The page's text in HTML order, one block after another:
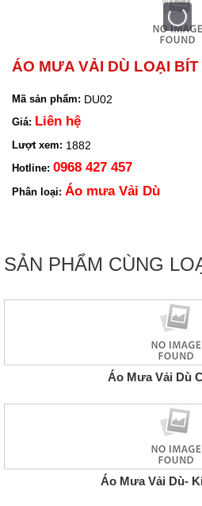
ÁO MƯA VẢI DÙ LOẠI BÍT
Mã sản phẩm: DU02
Giá: Liên hệ
Lượt xem: 1882
Hotline: 0968 427 457
Phân loại: Áo mưa Vải Dù
SẢN PHẨM CÙNG
Áo Mưa Vải Dù
Áo Mưa Vải Dù-